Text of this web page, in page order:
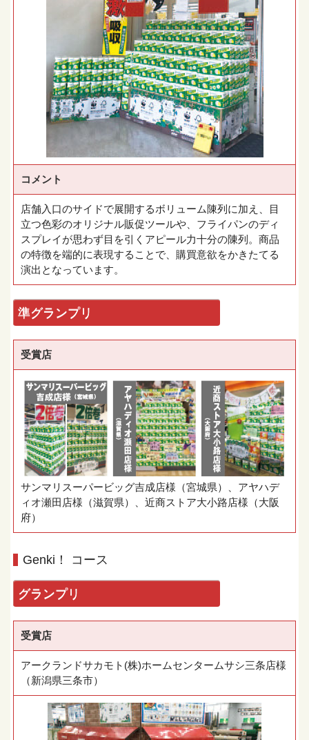
コメント
店舗入口のサイドで展開するボリューム陳列に加え、目
立つ色彩のオリジナル販促ツールや、フライパンのディ
スプレイが思わず目を引くアピール力十分の陳列。商品
の特徴を端的に表現することで、購買意欲をかきたてる
演出となっています。
準グランプリ
受賞店
サンマリスーパービッグ吉成店様（宮城県）、アヤハデ
ィオ瀬田店様（滋賀県）、近商ストア大小路店様（大阪
府）
Genki！ コース
グランプリ
受賞店
アークランドサカモト(株)ホームセンタームサシ三条店様
（新潟県三条市）